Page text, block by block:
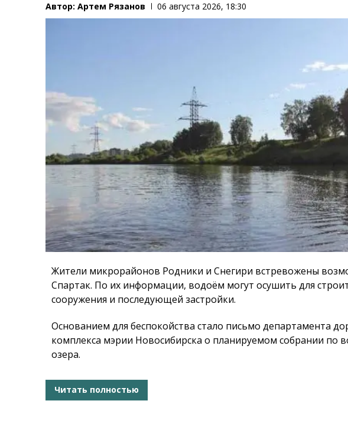
Автор:Артем Рязанов 06 августа 2026, 18:30
Жители микрорайонов Родники и Снегири встревожены
Спартак. По их информации, водоём могут осушить для
сооружения и последующей застройки.
Основанием для беспокойства стало письмо департамента
комплекса мэрии Новосибирска о планируемом собрании по
озера.
Читать полностью